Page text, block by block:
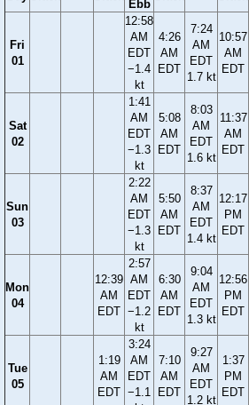
Ebb
Fri
01
12:58
AM
EDT
−1.4
kt
4:26
AM
EDT
7:24
AM
EDT
1.7 kt
10:57
AM
EDT
Sat
02
1:41
AM
EDT
−1.3
kt
5:08
AM
EDT
8:03
AM
EDT
1.6 kt
11:37
AM
EDT
Sun
03
2:22
AM
EDT
−1.3
kt
5:50
AM
EDT
8:37
AM
EDT
1.4 kt
12:17
PM
EDT
Mon
04
12:39
AM
EDT
2:57
AM
EDT
−1.2
kt
6:30
AM
EDT
9:04
AM
EDT
1.3 kt
12:56
PM
EDT
Tue
05
1:19
AM
EDT
3:24
AM
EDT
−1.1
7:10
AM
EDT
9:27
AM
EDT
1.2 kt
1:37
PM
EDT